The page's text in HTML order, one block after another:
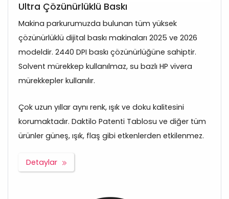
Ultra Çözünürlüklü Baskı
Makina parkurumuzda bulunan tüm yüksek
çözünürlüklü dijital baskı makinaları 2025 ve 2026
modeldir. 2440 DPI baskı çözünürlüğüne sahiptir.
Solvent mürekkep kullanılmaz, su bazlı HP vivera
mürekkepler kullanılır.
Çok uzun yıllar aynı renk, ışık ve doku kalitesini
korumaktadır. Daktilo Patenti Tablosu ve diğer tüm
ürünler güneş, ışık, flaş gibi etkenlerden etkilenmez.
Detaylar